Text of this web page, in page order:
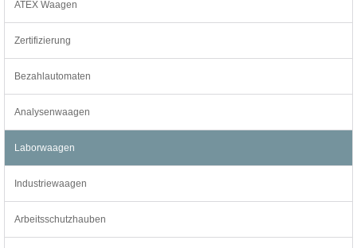
ATEX Waagen
Zertifizierung
Bezahlautomaten
Analysenwaagen
Laborwaagen
Industriewaagen
Arbeitsschutzhauben